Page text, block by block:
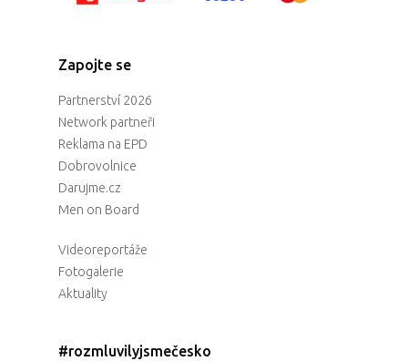
Zapojte se
Partnerství 2026
Network partneři
Reklama na EPD
Dobrovolnice
Darujme.cz
Men on Board
Videoreportáže
Fotogalerie
Aktuality
#rozmluvilyjsmečesko